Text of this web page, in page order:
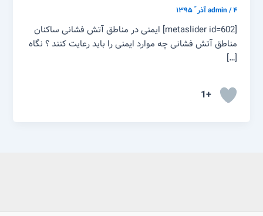
admin/۴ آذر ّ ۱۳۹۵
[metaslider id=602] ایمنی در مناطق آتش فشانی ساکنان
مناطق آتش فشانی چه موارد ایمنی را باید رعایت کنند ؟ نگاه
[…]
+1